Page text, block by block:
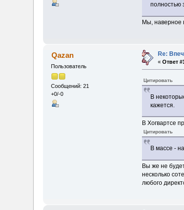
полностью
Мы, наверное
Qazan
Пользователь
Сообщений: 21
+0/-0
Re:
«Ответ
Цитировать
В
кажется.
В Хогвартсе
Цитировать
В массе -
Вы же не
несколько
любого